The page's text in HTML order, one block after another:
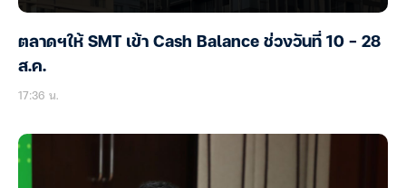
ตลาดฯให้ SMT เข้า Cash Balance ช่วงวันที่ 10 – 28
ส.ค.
17:36 น.